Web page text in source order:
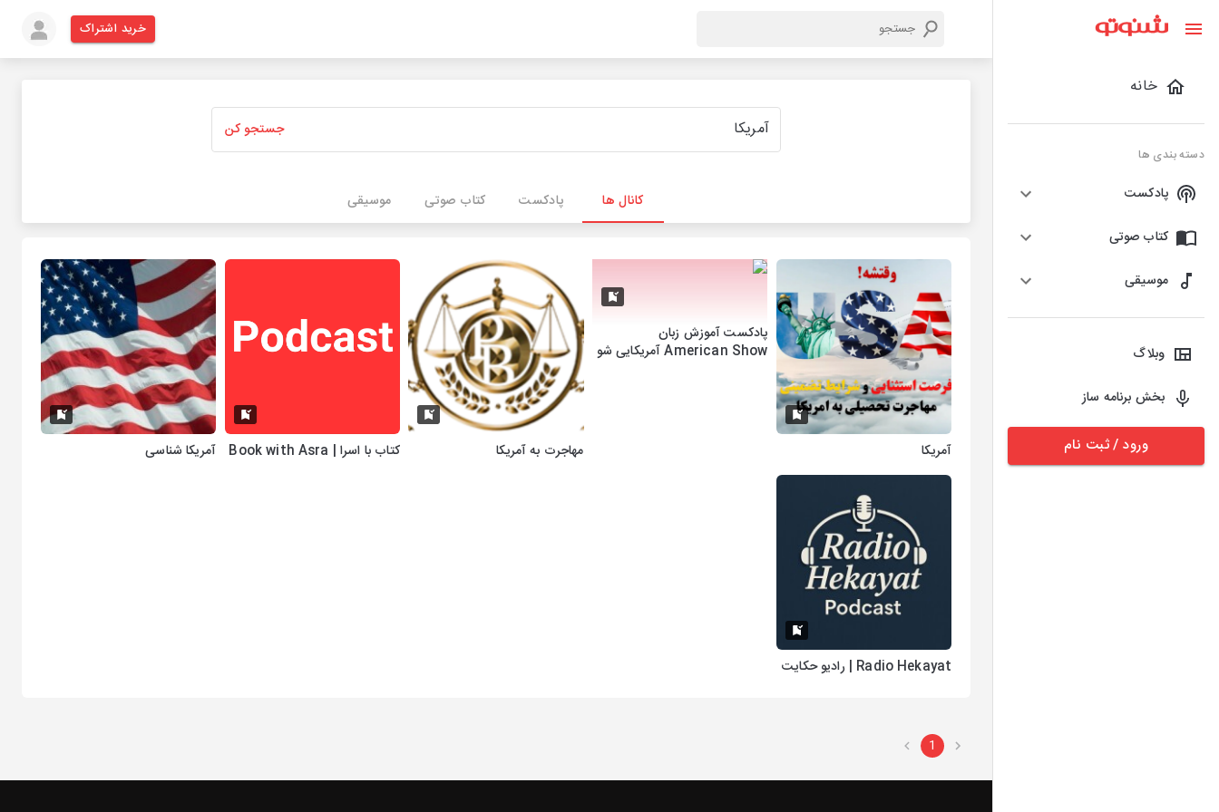
خانه
دسته بندی ها
پادکست
کتاب صوتی
موسیقی
وبلاگ
بخش برنامه ساز
ورود / ثبت نام
خرید اشتراک
جستجو کن
کانال ها پادکست کتاب صوتی موسیقی
آمریکا
پادکست آموزش زبان
American Show آمریکایی شو
مهاجرت به آمریکا کتاب با اسرا | Book with Asra آمریکا شناسی
Radio Hekayat | رادیو حکایت
1